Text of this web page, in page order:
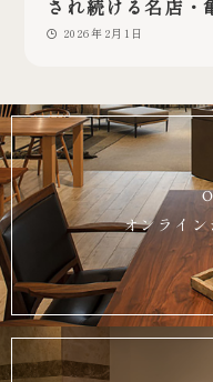
され続ける名店・
2026年2月1日
オンライ